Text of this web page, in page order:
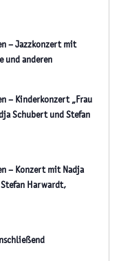
– Jazzkonzert mit
und anderen
– Kinderkonzert „Frau
Schubert und Stefan
– Konzert mit Nadja
Harwardt,